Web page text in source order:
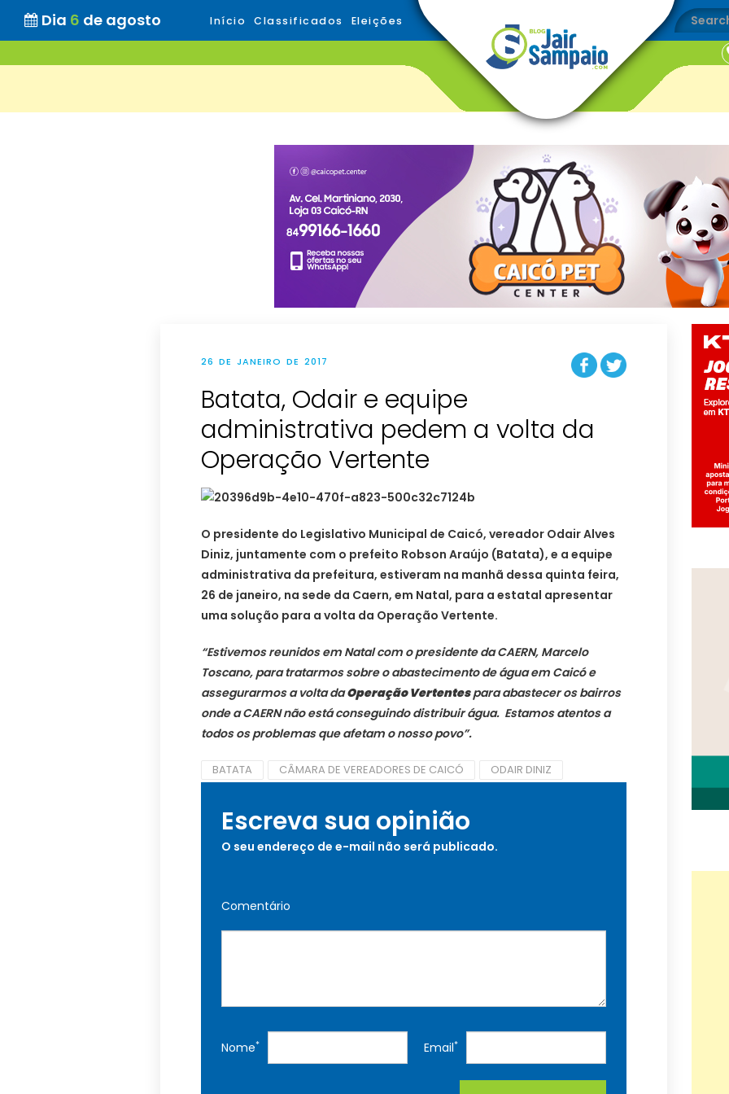
Dia 6 de agosto Início Classificados Eleições
26 DE JANEIRO DE 2017
Batata, Odair e equipe
administrativa pedem a volta da
Operação Vertente
O presidente do Legislativo Municipal de Caicó, vereador Odair Alves
Diniz, juntamente com o prefeito Robson Araújo (Batata), e a equipe
administrativa da prefeitura, estiveram na manhã dessa quinta feira,
26 de janeiro, na sede da Caern, em Natal, para a estatal apresentar
uma solução para a volta da Operação Vertente.
“Estivemos reunidos em Natal com o presidente da CAERN, Marcelo
Toscano, para tratarmos sobre o abastecimento de água em Caicó e
assegurarmos a volta daOperação Vertentespara abastecer os bairros
onde a CAERN não está conseguindo distribuir água. Estamos atentos a
todos os problemas que afetam o nosso povo”.
BATATA CÂMARA DE VEREADORES DE CAICÓ ODAIR DINIZ
Escreva sua opinião
O seu endereço de e-mail não será publicado.
Comentário
Nome* Email*